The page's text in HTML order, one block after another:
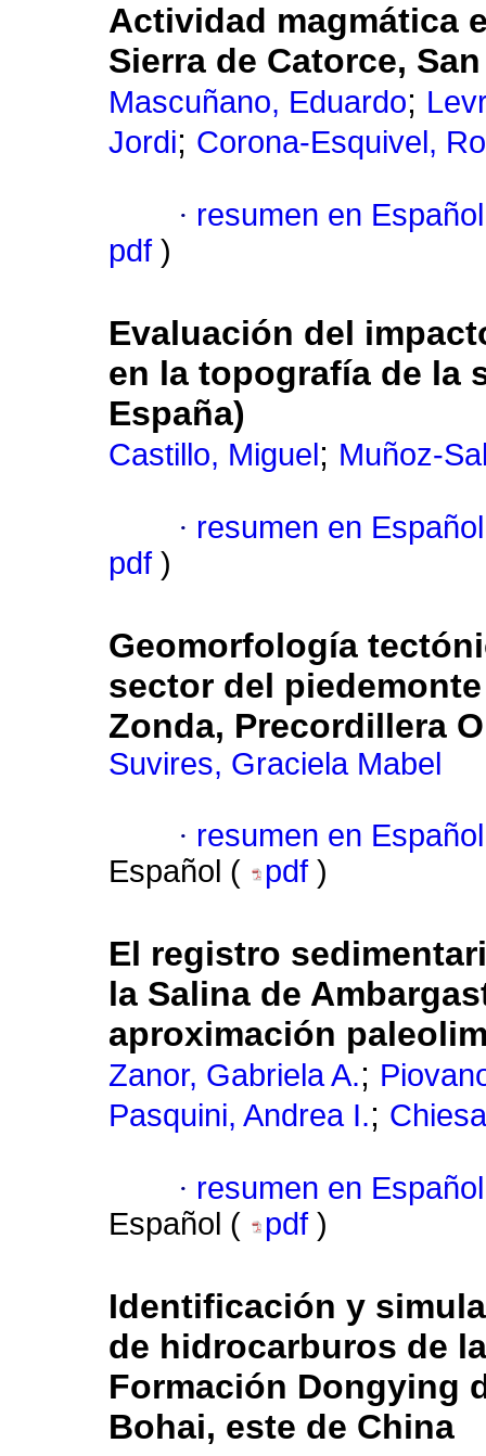
Actividad magmática
Sierra de Catorce,
Mascuñano, Eduardo;
Jordi; Corona-Esquivel,
· resumen en Español
pdf )
Evaluación del
en la topografía de la
España)
Castillo, Miguel ; Muñoz-
· resumen en Español
pdf )
Geomorfología
sector del
Zonda, Precordillera
Suvires, Graciela Mabel
· resumen en Español
Español (
pdf )
El registro
la Salina de
aproximación
Zanor, Gabriela A.;
Pasquini, Andrea I.;
· resumen en Español
Español (
pdf )
Identificación y
de hidrocarburos de
Formación Dongying
Bohai, este de China